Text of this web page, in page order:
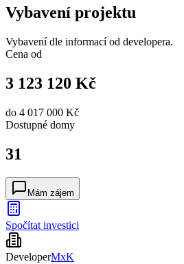
Vybavení projektu
Vybavení dle informací od developera.
Cena od
3 123 120 Kč
do 4 017 000 Kč
Dostupné domy
31
Mám zájem
Spočítat investici
DeveloperMxK